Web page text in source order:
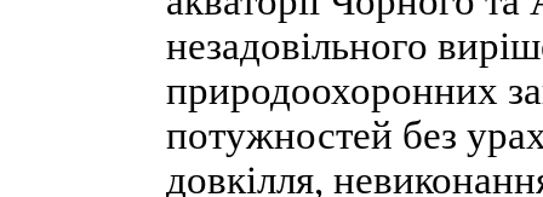
незадовільного
природоохоронних
потужностей без
довкілля,